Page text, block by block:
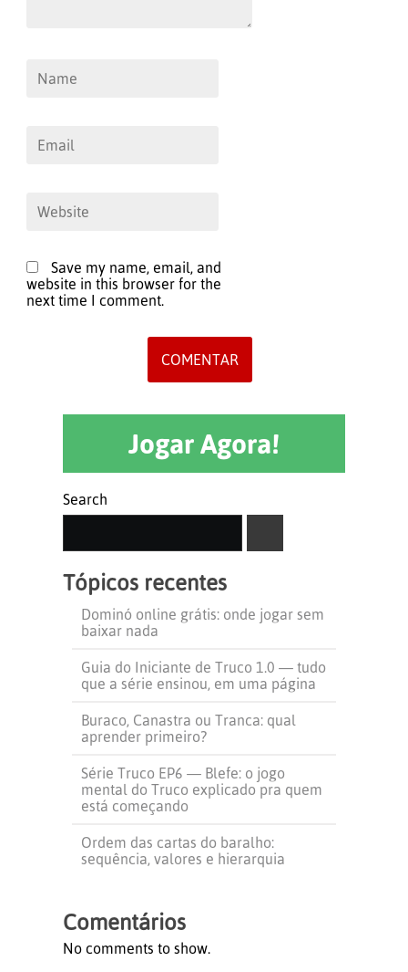
Save my name, email, and
website in this browser for the
next time I comment.
Jogar Agora!
Search
Tópicos recentes
Dominó online grátis: onde jogar sem
baixar nada
Guia do Iniciante de Truco 1.0 — tudo
que a série ensinou, em uma página
Buraco, Canastra ou Tranca: qual
aprender primeiro?
Série Truco EP6 — Blefe: o jogo
mental do Truco explicado pra quem
está começando
Ordem das cartas do baralho:
sequência, valores e hierarquia
Comentários
No comments to show.